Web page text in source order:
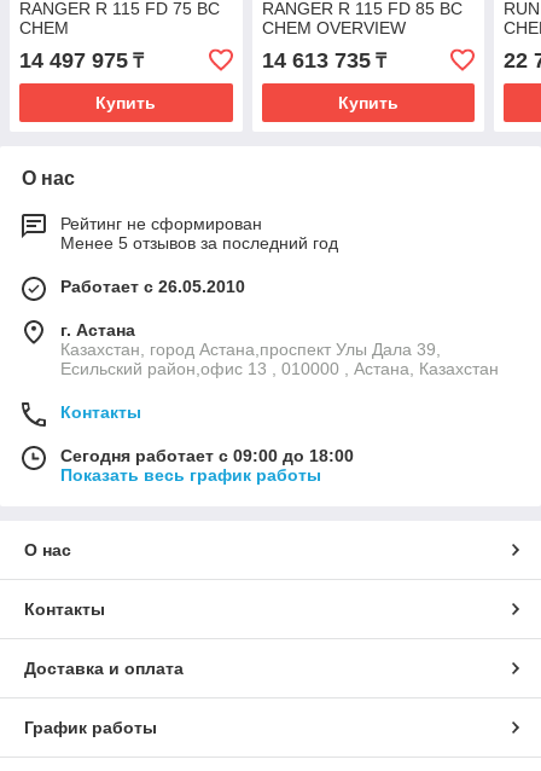
RANGER R 115 FD 75 BC
CHEM
14 497 975 ₸
Купить
RANGER R 115 FD 85 BC
CHEM OVERVIEW
14 613 735₸
Купить
22
О нас
Рейтинг не сформирован
Менее 5 отзывов за последний год
Работает с 26.05.2010
г. Астана
Казахстан, город Астана,проспект Улы Дала 39,
Есильский район,офис 13 , 010000 , Астана, Казахстан
Контакты
Сегодня работает с 09:00 до 18:00
Показать весь график работы
О нас
Контакты
Доставка и оплата
График работы